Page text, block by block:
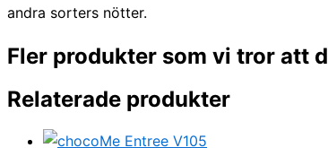
andra sorters nötter.
Fler produkter som vi tror att
Relaterade produkter